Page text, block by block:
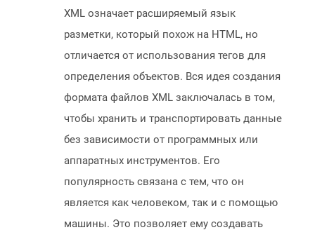
XML означает расширяемый язык
разметки, который похож на HTML, но
отличается от использования тегов для
определения объектов. Вся идея создания
формата файлов XML заключалась в том,
чтобы хранить и транспортировать данные
без зависимости от программных или
аппаратных инструментов. Его
популярность связана с тем, что он
является как человеком, так и с помощью
машины. Это позволяет ему создавать